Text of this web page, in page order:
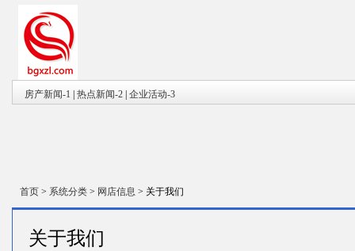
房产新闻-1 热点新闻-2 企业活动-3
首页 > 系统分类 > 网店信息 > 关于我们
关于我们